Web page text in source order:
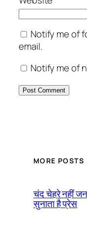
Notify me of
email.
Notify me of
MORE POSTS
चंद चेहरे नहीं
सुनाता है प्रेस